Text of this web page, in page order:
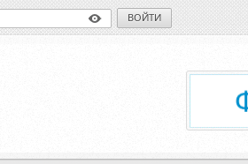
ВОЙТИ